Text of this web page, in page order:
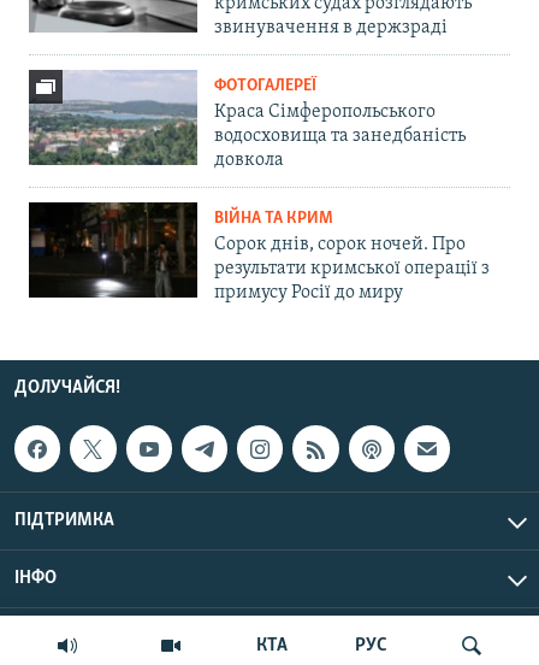
КТА РУС
кримських судах розглядають
звинувачення в держзраді
ФОТОГАЛЕРЕЇ
Краса Сімферопольського
водосховища та занедбаність
довкола
ВІЙНА ТА КРИМ
Сорок днів, сорок ночей. Про
результати кримської операції з
примусу Росії до миру
ДОЛУЧАЙСЯ!
ПІДТРИМКА
ІНФО
© Крим.Реалії, 2026 | Усі права застережено.